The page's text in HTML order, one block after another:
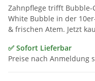
Zahnpflege trifft Bubble-
White Bubble in der
& frischen Atem. Jetzt
✅ Sofort Lieferbar
Preise nach Anmeldung